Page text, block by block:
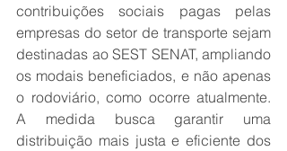
contribuições sociais pagas pelas
empresas do setor de transporte sejam
destinadas ao SEST SENAT, ampliando
os modais beneficiados, e não apenas
o rodoviário, como ocorre atualmente.
A medida busca garantir uma
distribuição mais justa e eficiente dos